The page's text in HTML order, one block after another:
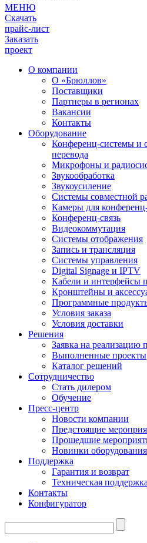
МЕНЮ
Скачать
прайс-лист
Заказать
проект
О компании
О «Брюллов»
Поставщики
Партнеры в регионах
Вакансии
Контакты
Оборудование
Конференц-системы и
перевода
Микрофоны и
Звукообработка
Звукоусиление
Системы совместной
Камеры для
Конференц-связь
Видеокоммутация
Системы отображения
Запись и трансляция
Системы управления
Digital Signage и IPTV
Кабели и интерфейсы
Кронштейны и
Программные
Условия заказа
Условия доставки
Решения
Заявка на реализацию
Выполненные проекты
Каталог решений
Сотрудничество
Стать дилером
Обучение
Пресс-центр
Новости компании
Предстоящие
Прошедшие
Новинки оборудования
Поддержка
Гарантия и возврат
Техническая поддержка
Контакты
Конфигуратор